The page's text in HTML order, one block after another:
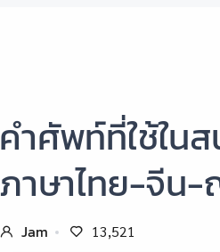
คำศัพท์ที่ใช้ใน
ภาษาไทย-จีน
Jam 13,521